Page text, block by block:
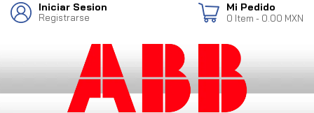
Iniciar Sesion
Registrarse
Mi Pedido
0 Item - 0.00 MXN